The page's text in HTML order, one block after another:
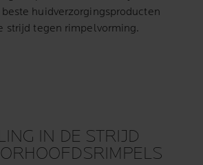
huidverzorgingsproducten
strijd tegen rimpelvorming.
IN DE STRIJD